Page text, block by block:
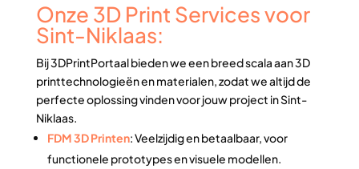
Onze 3D Print Services voor
Sint-Niklaas:
Bij 3DPrintPortaal bieden we een breed scala aan 3D
printtechnologieën en materialen, zodat we altijd de
perfecte oplossing vinden voor jouw project in Sint-
Niklaas.
FDM 3D Printen: Veelzijdig en betaalbaar, voor
functionele prototypes en visuele modellen.